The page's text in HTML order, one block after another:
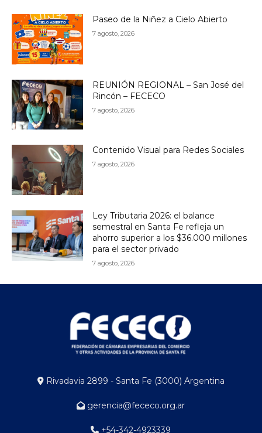
Paseo de la Niñez a Cielo Abierto
7 agosto, 2026
REUNIÓN REGIONAL – San José del
Rincón – FECECO
7 agosto, 2026
Contenido Visual para Redes Sociales
7 agosto, 2026
Ley Tributaria 2026: el balance
semestral en Santa Fe refleja un
ahorro superior a los $36.000 millones
para el sector privado
7 agosto, 2026
Rivadavia 2899 - Santa Fe (3000) Argentina
gerencia@fececo.org.ar
+54-342-4923339